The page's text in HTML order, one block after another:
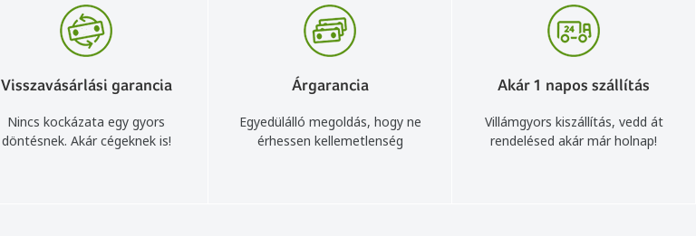
Visszavásárlási garancia
Nincs kockázata egy gyors
döntésnek. Akár cégeknek is!
Árgarancia
Egyedülálló megoldás, hogy ne
érhessen kellemetlenség
Akár 1 napos szállítás
Villámgyors kiszállítás, vedd át
rendelésed akár már holnap!